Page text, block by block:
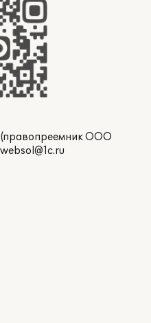
(правопреемник ООО
websol@1c.ru